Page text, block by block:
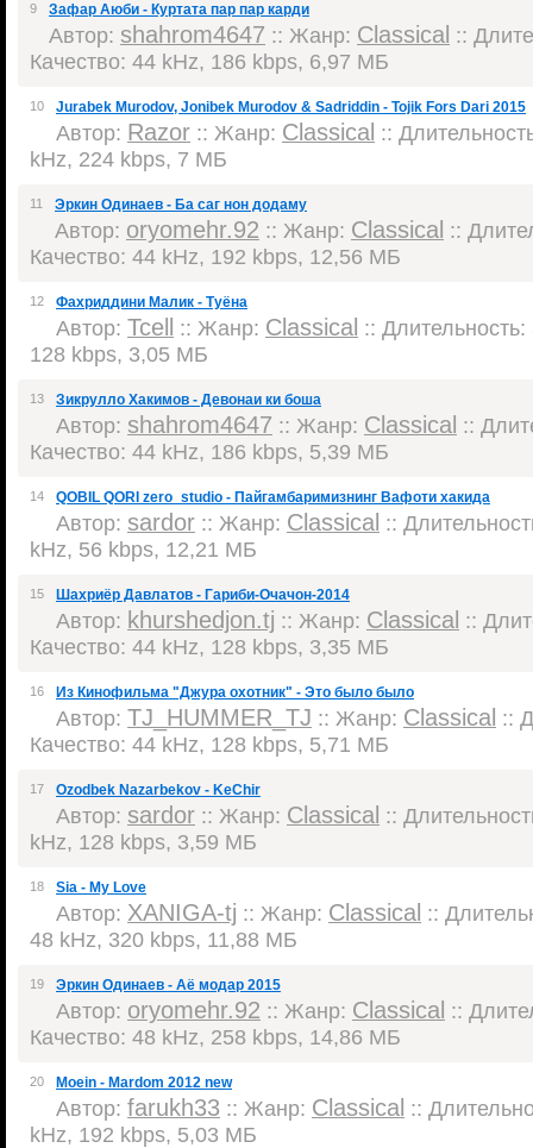
9 Зафар Аюби - Куртата пар пар карди
Автор: shahrom4647 :: Жанр: Classical ::
Качество: 44 kHz, 186 kbps, 6,97 МБ
10 Jurabek Murodov, Jonibek Murodov & Sadriddin - Tojik Fors Dari 2015
Автор: Razor :: Жанр: Classical ::
kHz, 224 kbps, 7 МБ
11 Эркин Одинаев - Ба саг нон додаму
Автор: oryomehr.92 :: Жанр: Classical ::
Качество: 44 kHz, 192 kbps, 12,56 МБ
12 Фахриддини Малик - Туёна
Автор: Tcell :: Жанр: Classical ::
128 kbps, 3,05 МБ
13 Зикрулло Хакимов - Девонаи ки боша
Автор: shahrom4647 :: Жанр: Classical ::
Качество: 44 kHz, 186 kbps, 5,39 МБ
14 QOBIL QORI zero_studio - Пайгамбаримизнинг Вафоти хакида
Автор: sardor :: Жанр: Classical ::
kHz, 56 kbps, 12,21 МБ
15 Шахриёр Давлатов - Гариби-Очачон-2014
Автор: khurshedjon.tj :: Жанр: Classical ::
Качество: 44 kHz, 128 kbps, 3,35 МБ
16 Из Кинофильма "Джура охотник" - Это было было
Автор: TJ_HUMMER_TJ :: Жанр: Classical ::
Качество: 44 kHz, 128 kbps, 5,71 МБ
17 Ozodbek Nazarbekov - KeChir
Автор: sardor :: Жанр: Classical ::
kHz, 128 kbps, 3,59 МБ
18 Sia - My Love
Автор: XANIGA-tj :: Жанр: Classical ::
48 kHz, 320 kbps, 11,88 МБ
19 Эркин Одинаев - Аё модар 2015
Автор: oryomehr.92 :: Жанр: Classical ::
Качество: 48 kHz, 258 kbps, 14,86 МБ
20 Moein - Mardom 2012 new
Автор: farukh33 :: Жанр: Classical ::
kHz, 192 kbps, 5,03 МБ